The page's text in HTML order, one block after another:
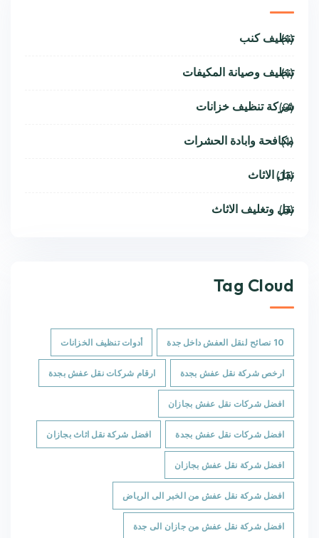
تنظيف كنب
(1)
تنظيف وصيانة المكيفات
(1)
شركة تنظيف خزانات
(9)
مكافحة وابادة الحشرات
(1)
نقل الاثاث
(11)
نقل وتغليف الاثاث
(6)
Tag Cloud
10 نصائح لنقل العفش داخل جدة أدوات تنظيف الخزانات
ارخص شركة نقل عفش بجدة ارقام شركات نقل عفش بجدة
افضل شركات نقل عفش بجازان
افضل شركات نقل عفش بجدة افضل شركة نقل اثاث بجازان
افضل شركة نقل عفش بجازان
افضل شركة نقل عفش من الخبر الى الرياض
افضل شركة نقل عفش من جازان الى جدة